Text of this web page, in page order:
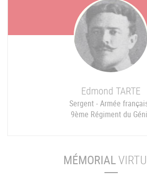
Edmond TARTE
Sergent - Armée
9ème Régiment du
MÉMORIAL